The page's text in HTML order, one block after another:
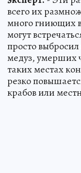
всего их
много гниющих
могут
просто
медуз, умерших
таких местах
резко
крабов или